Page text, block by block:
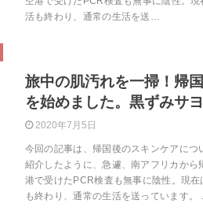
活も終わり、通常の生活を送…
旅中の肌汚れを一掃！帰
を始めました。黒ずみサ
2020年7月5日
今回の記事は、帰国後のスキンケアにつ
紹介したように、急遽、南アフリカから
港で受けたPCR検査も無事に陰性。現
も終わり、通常の生活を送っています。